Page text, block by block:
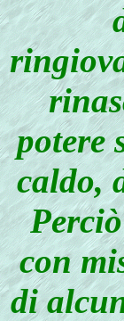
potere
caldo,
con
di